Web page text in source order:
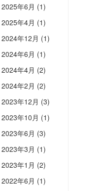
2025年6月 (1)
2025年4月 (1)
2024年12月 (1)
2024年6月 (1)
2024年4月 (2)
2024年2月 (2)
2023年12月 (3)
2023年10月 (1)
2023年6月 (3)
2023年3月 (1)
2023年1月 (2)
2022年6月 (1)